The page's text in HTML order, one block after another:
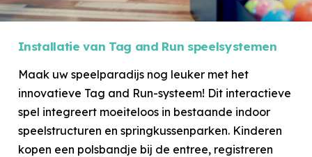
Installatie van Tag and Run speelsystemen
Maak uw speelparadijs nog leuker met het
innovatieve Tag and Run-systeem! Dit interactieve
spel integreert moeiteloos in bestaande indoor
speelstructuren en springkussenparken. Kinderen
kopen een polsbandje bij de entree, registreren